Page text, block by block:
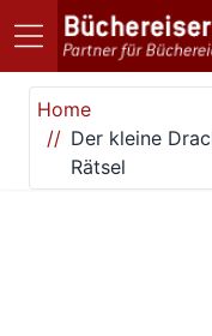
Direkt zum Inhalt
Home
Der kleine
Rätsel